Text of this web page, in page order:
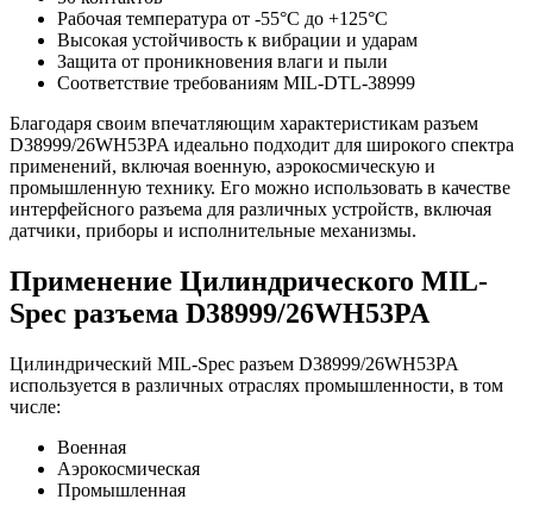
Рабочая температура от -55°C до +125°C
Высокая устойчивость к вибрации и ударам
Защита от проникновения влаги и пыли
Соответствие требованиям MIL-DTL-38999
Благодаря своим впечатляющим характеристикам разъем
D38999/26WH53PA идеально подходит для широкого спектра
применений, включая военную, аэрокосмическую и
промышленную технику. Его можно использовать в качестве
интерфейсного разъема для различных устройств, включая
датчики, приборы и исполнительные механизмы.
Применение Цилиндрического MIL-
Spec разъема D38999/26WH53PA
Цилиндрический MIL-Spec разъем D38999/26WH53PA
используется в различных отраслях промышленности, в том
числе:
Военная
Аэрокосмическая
Промышленная